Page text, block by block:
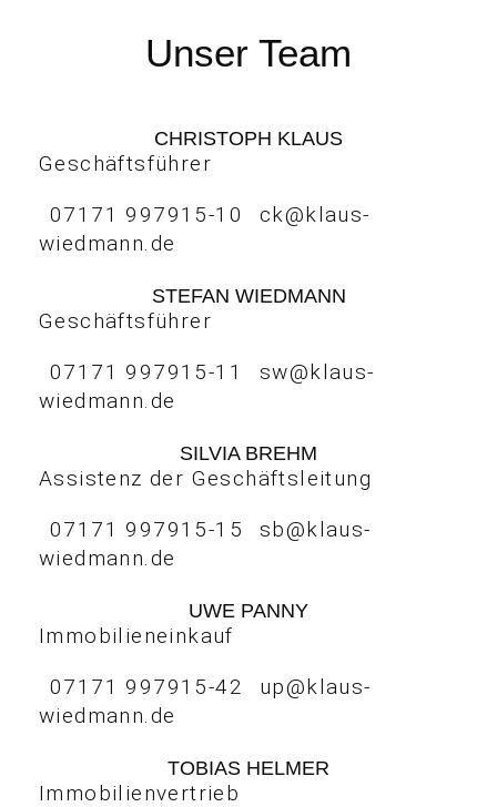
Unser Team
CHRISTOPH KLAUS
Geschäftsführer
07171 997915-10
ck@klaus-
wiedmann.de
STEFAN WIEDMANN
Geschäftsführer
07171 997915-11
sw@klaus-
wiedmann.de
SILVIA BREHM
Assistenz der Geschäftsleitung
07171 997915-15
sb@klaus-
wiedmann.de
UWE PANNY
Immobilieneinkauf
07171 997915-42
up@klaus-
wiedmann.de
TOBIAS HELMER
Immobilienvertrieb